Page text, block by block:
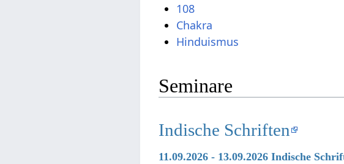
108
Chakra
Hinduismus
Seminare
Indische Schriften
11.09.2026 - 13.09.2026 Indische